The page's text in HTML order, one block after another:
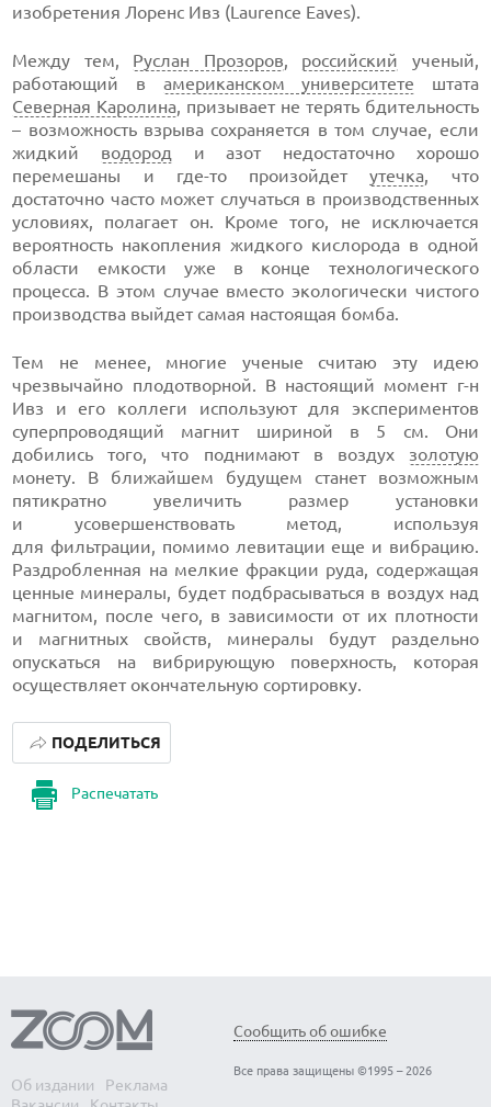
изобретения Лоренс Ивз (Laurence Eaves).
Между тем, Руслан Прозоров, российский ученый,
работающий в американском университете штата
Северная Каролина, призывает не терять бдительность
– возможность взрыва сохраняется в том случае, если
жидкий водород и азот недостаточно хорошо
перемешаны и где-то произойдетутечка, что
достаточно часто может случаться в производственных
условиях, полагает он. Кроме того, не исключается
вероятность накопления жидкого кислорода в одной
области емкости уже в конце технологического
процесса. В этом случае вместо экологически чистого
производства выйдет самая настоящая бомба.
Тем не менее, многие ученые считаю эту идею
чрезвычайно плодотворной. В настоящий момент г-н
Ивз и его коллеги используют для экспериментов
суперпроводящий магнит шириной в 5 см. Они
добились того, что поднимают в воздух золотую
монету. В ближайшем будущем станет возможным
пятикратно увеличить размер установки
и усовершенствовать метод, используя
для фильтрации, помимо левитации еще и вибрацию.
Раздробленная на мелкие фракции руда, содержащая
ценные минералы, будет подбрасываться в воздух над
магнитом, после чего, в зависимости от их плотности
и магнитных свойств, минералы будут раздельно
опускаться на вибрирующую поверхность, которая
осуществляет окончательную сортировку.
Распечатать
ПОДЕЛИТЬСЯ
Об издании
Реклама
Сообщить об ошибке
Все права защищены ©1995 – 2026